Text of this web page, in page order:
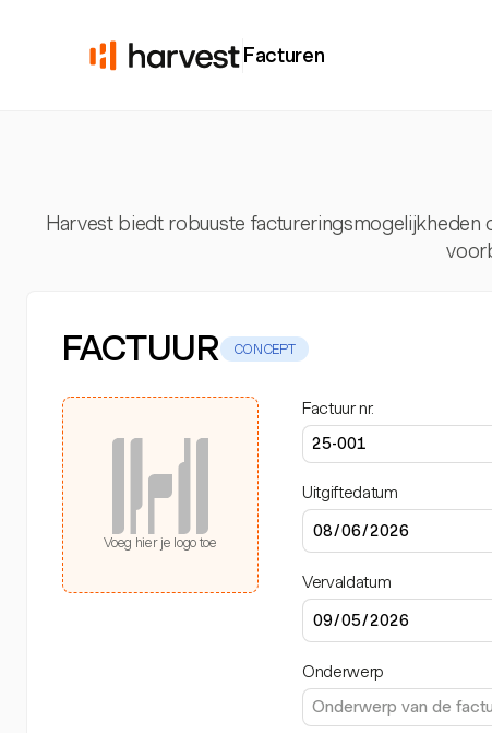
Facturen
Harvest biedt robuuste factureringsmogelijkheden
FACTUUR CONCEPT
Voeg hier je logo toe
Factuur nr.
Uitgiftedatum
Vervaldatum
Onderwerp